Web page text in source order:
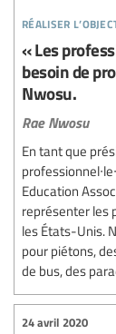
réaliser
« Les
besoin de
Nwosu.
Rae Nwosu
En tant que
Education
représenter les
les États-Unis.
pour piétons,
de bus, des
24 avril 2020